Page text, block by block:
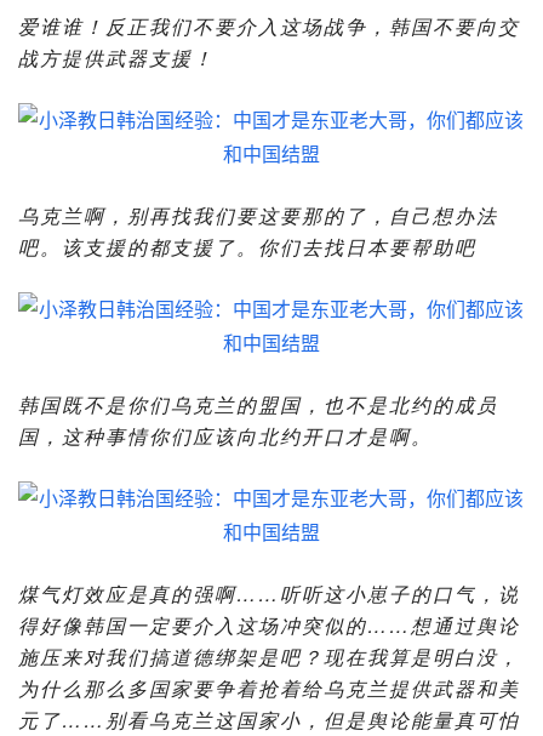
爱谁谁！反正我们不要介入这场战争，韩国不要向交
战方提供武器支援！
乌克兰啊，别再找我们要这要那的了，自己想办法
吧。该支援的都支援了。你们去找日本要帮助吧
韩国既不是你们乌克兰的盟国，也不是北约的成员
国，这种事情你们应该向北约开口才是啊。
煤气灯效应是真的强啊……听听这小崽子的口气，说
得好像韩国一定要介入这场冲突似的……想通过舆论
施压来对我们搞道德绑架是吧？现在我算是明白没，
为什么那么多国家要争着抢着给乌克兰提供武器和美
元了……别看乌克兰这国家小，但是舆论能量真可怕